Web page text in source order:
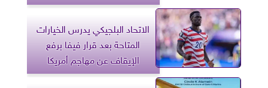
الاتحاد البلجيكي يدرس الخيارات
المتاحة بعد قرار فيفا برفع
الإيقاف عن مهاجم أمريكا